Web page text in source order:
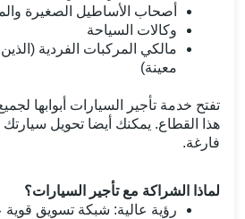
أصحاب الأساطيل الصغيرة
وكالات السياحة
مالكي المركبات الفردية
معينة)
تفتح خدمة تأجير السيارات أبوابها
هذا القطاع. يمكنك أيضا تحويل
فارغة.
لماذا الشراكة مع تأجير السيارات؟
رؤية عالية: شبكة تسويق قوية